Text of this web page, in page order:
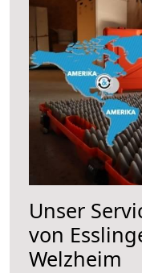
Unser
von
Welzheim